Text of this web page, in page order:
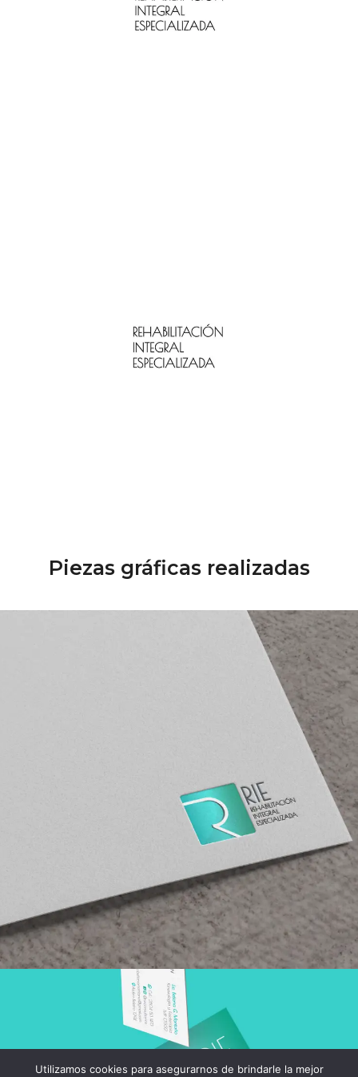
Piezas gráficas realizadas
Utilizamos cookies para asegurarnos de brindarle la mejor